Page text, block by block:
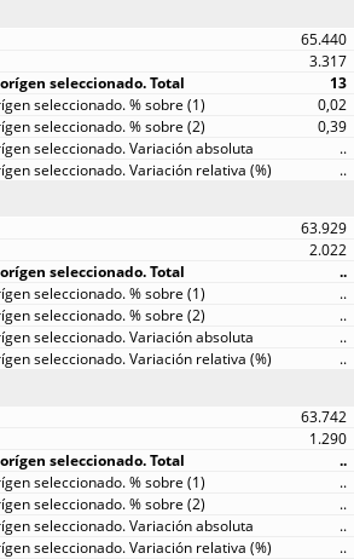
65.440
3.317
13
0,02
0,39
..
..
63.929
2.022
..
..
..
..
..
63.742
1.290
..
..
..
..
..